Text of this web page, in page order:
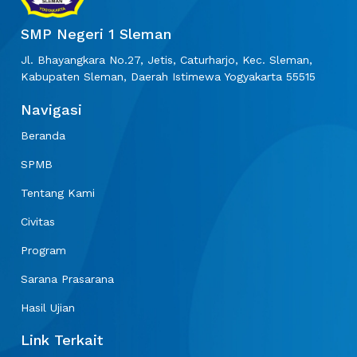
SMP Negeri 1 Sleman
Jl. Bhayangkara No.27, Jetis, Caturharjo, Kec. Sleman,
Kabupaten Sleman, Daerah Istimewa Yogyakarta 55515
Navigasi
Beranda
SPMB
Tentang Kami
Civitas
Program
Sarana Prasarana
Hasil Ujian
Link Terkait